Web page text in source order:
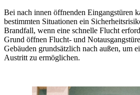
Bei nach innen öffnenden Eingangstüren
bestimmten Situationen ein
Brandfall, wenn eine schnelle Flucht
Grund öffnen Flucht‑ und
Gebäuden grundsätzlich nach außen, um
Austritt zu ermöglichen.